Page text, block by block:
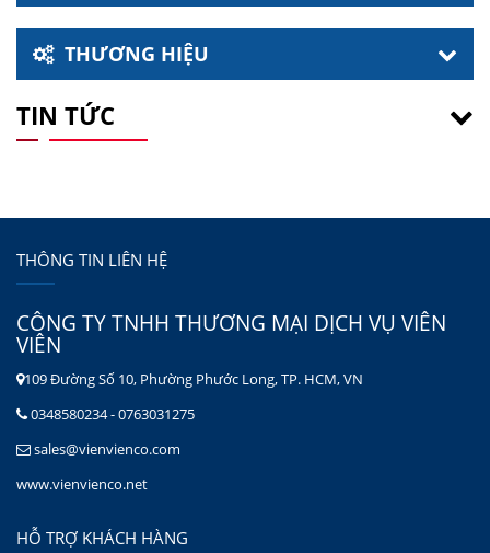
THƯƠNG HIỆU
TIN TỨC
THÔNG TIN LIÊN HỆ
CÔNG TY TNHH THƯƠNG MẠI DỊCH VỤ VIÊN
VIÊN
109 Đường Số 10, Phường Phước Long, TP. HCM, VN
0348580234 - 0763031275
sales@vienvienco.com
www.vienvienco.net
HỖ TRỢ KHÁCH HÀNG